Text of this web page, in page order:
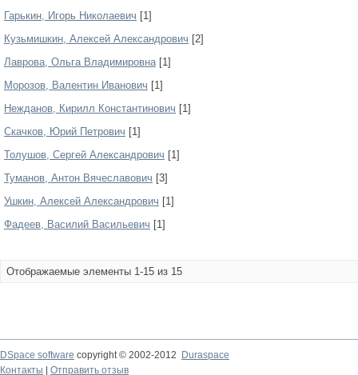
Гарькин, Игорь Николаевич [1]
Кузьмишкин, Алексей Александрович [2]
Лаврова, Ольга Владимировна[1]
Морозов, Валентин Иванович [1]
Нежданов, Кирилл Константинович [1]
Скачков, Юрий Петрович [1]
Толушов, Сергей Александрович [1]
Туманов, Антон Вячеславович [3]
Ушкин, Алексей Александрович [1]
Фадеев, Василий Васильевич [1]
Отображаемые элементы 1-15 из 15
DSpace software copyright © 2002-2012
Duraspace
Контакты
Отправить отзыв